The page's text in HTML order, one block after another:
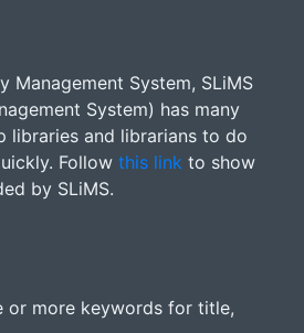
Management System, SLiMS
System) has many
libraries and librarians to do
Follow this link to show
by SLiMS.
more keywords for title,